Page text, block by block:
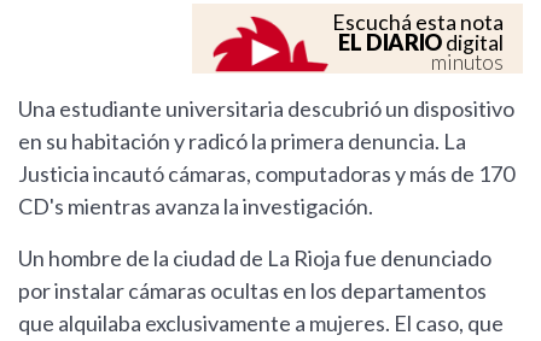
Escuchá esta nota
EL DIARIOdigital
minutos
Una estudiante universitaria descubrió un dispositivo
en su habitación y radicó la primera denuncia. La
Justicia incautó cámaras, computadoras y más de 170
CD's mientras avanza la investigación.
Un hombre de la ciudad de La Rioja fue denunciado
por instalar cámaras ocultas en los departamentos
que alquilaba exclusivamente a mujeres. El caso, que